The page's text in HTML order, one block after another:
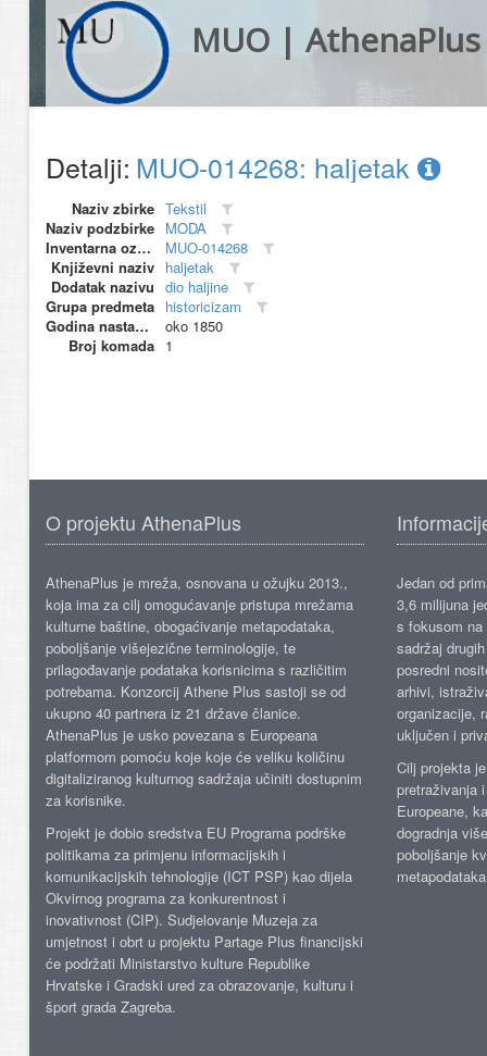
MUO | AthenaPlus
Detalji: MUO-014268: haljetak
Naziv zbirke Tekstil
Naziv podzbirke MODA
Inventarna oznaka
MUO-014268
Književni naziv haljetak
Dodatak nazivu dio haljine
Grupa predmeta historicizam
Godina nastanka
oko 1850
Broj komada 1
O projektu AthenaPlus
AthenaPlus je mreža, osnovana u ožujku 2013.,
koja ima za cilj omogućavanje pristupa mrežama
kulturne baštine, obogaćivanje metapodataka,
poboljšanje višejezične terminologije, te
prilagođavanje podataka korisnicima s različitim
potrebama. Konzorcij Athene Plus sastoji se od
ukupno 40 partnera iz 21 države članice.
AthenaPlus je usko povezana s Europeana
platformom pomoću koje koje će veliku količinu
digitaliziranog kulturnog sadržaja učiniti dostupnim
za korisnike.
Projekt je dobio sredstva EU Programa podrške
politikama za primjenu informacijskih i
komunikacijskih tehnologije (ICT PSP) kao dijela
Okvirnog programa za konkurentnost i
inovativnost (CIP). Sudjelovanje Muzeja za
umjetnost i obrt u projektu Partage Plus financijski
će podržati Ministarstvo kulture Republike
Hrvatske i Gradski ured za obrazovanje, kulturu i
šport grada Zagreba.
Jedan od
3,6 milijuna
s fokusom
sadržaj
posredni
arhivi,
organizacije,
uključen i
Cilj projekta
pretraživanja
Europeane,
dogradnja
poboljšanje